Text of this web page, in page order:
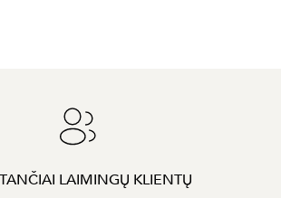
LAIMINGŲ KLIENTŲ